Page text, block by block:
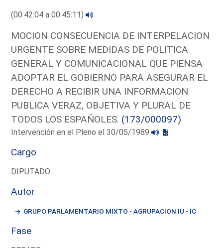
(00:42:04 a 00:45:11)
MOCION CONSECUENCIA DE INTERPELACION
URGENTE SOBRE MEDIDAS DE POLITICA
GENERAL Y COMUNICACIONAL QUE PIENSA
ADOPTAR EL GOBIERNO PARA ASEGURAR EL
DERECHO A RECIBIR UNA INFORMACION
PUBLICA VERAZ, OBJETIVA Y PLURAL DE
TODOS LOS ESPAÑOLES. (173/000097)
Intervención en el Pleno el 30/05/1989
Cargo
DIPUTADO
Autor
GRUPO PARLAMENTARIO MIXTO - AGRUPACION IU - IC
Fase